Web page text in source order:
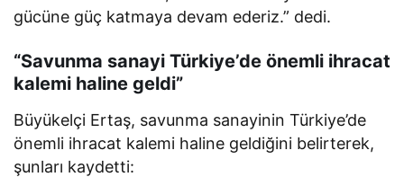
gücüne güç katmaya devam ederiz.” dedi.
“Savunma sanayi Türkiye’de önemli ihracat
kalemi haline geldi”
Büyükelçi Ertaş, savunma sanayinin Türkiye’de
önemli ihracat kalemi haline geldiğini belirterek,
şunları kaydetti: